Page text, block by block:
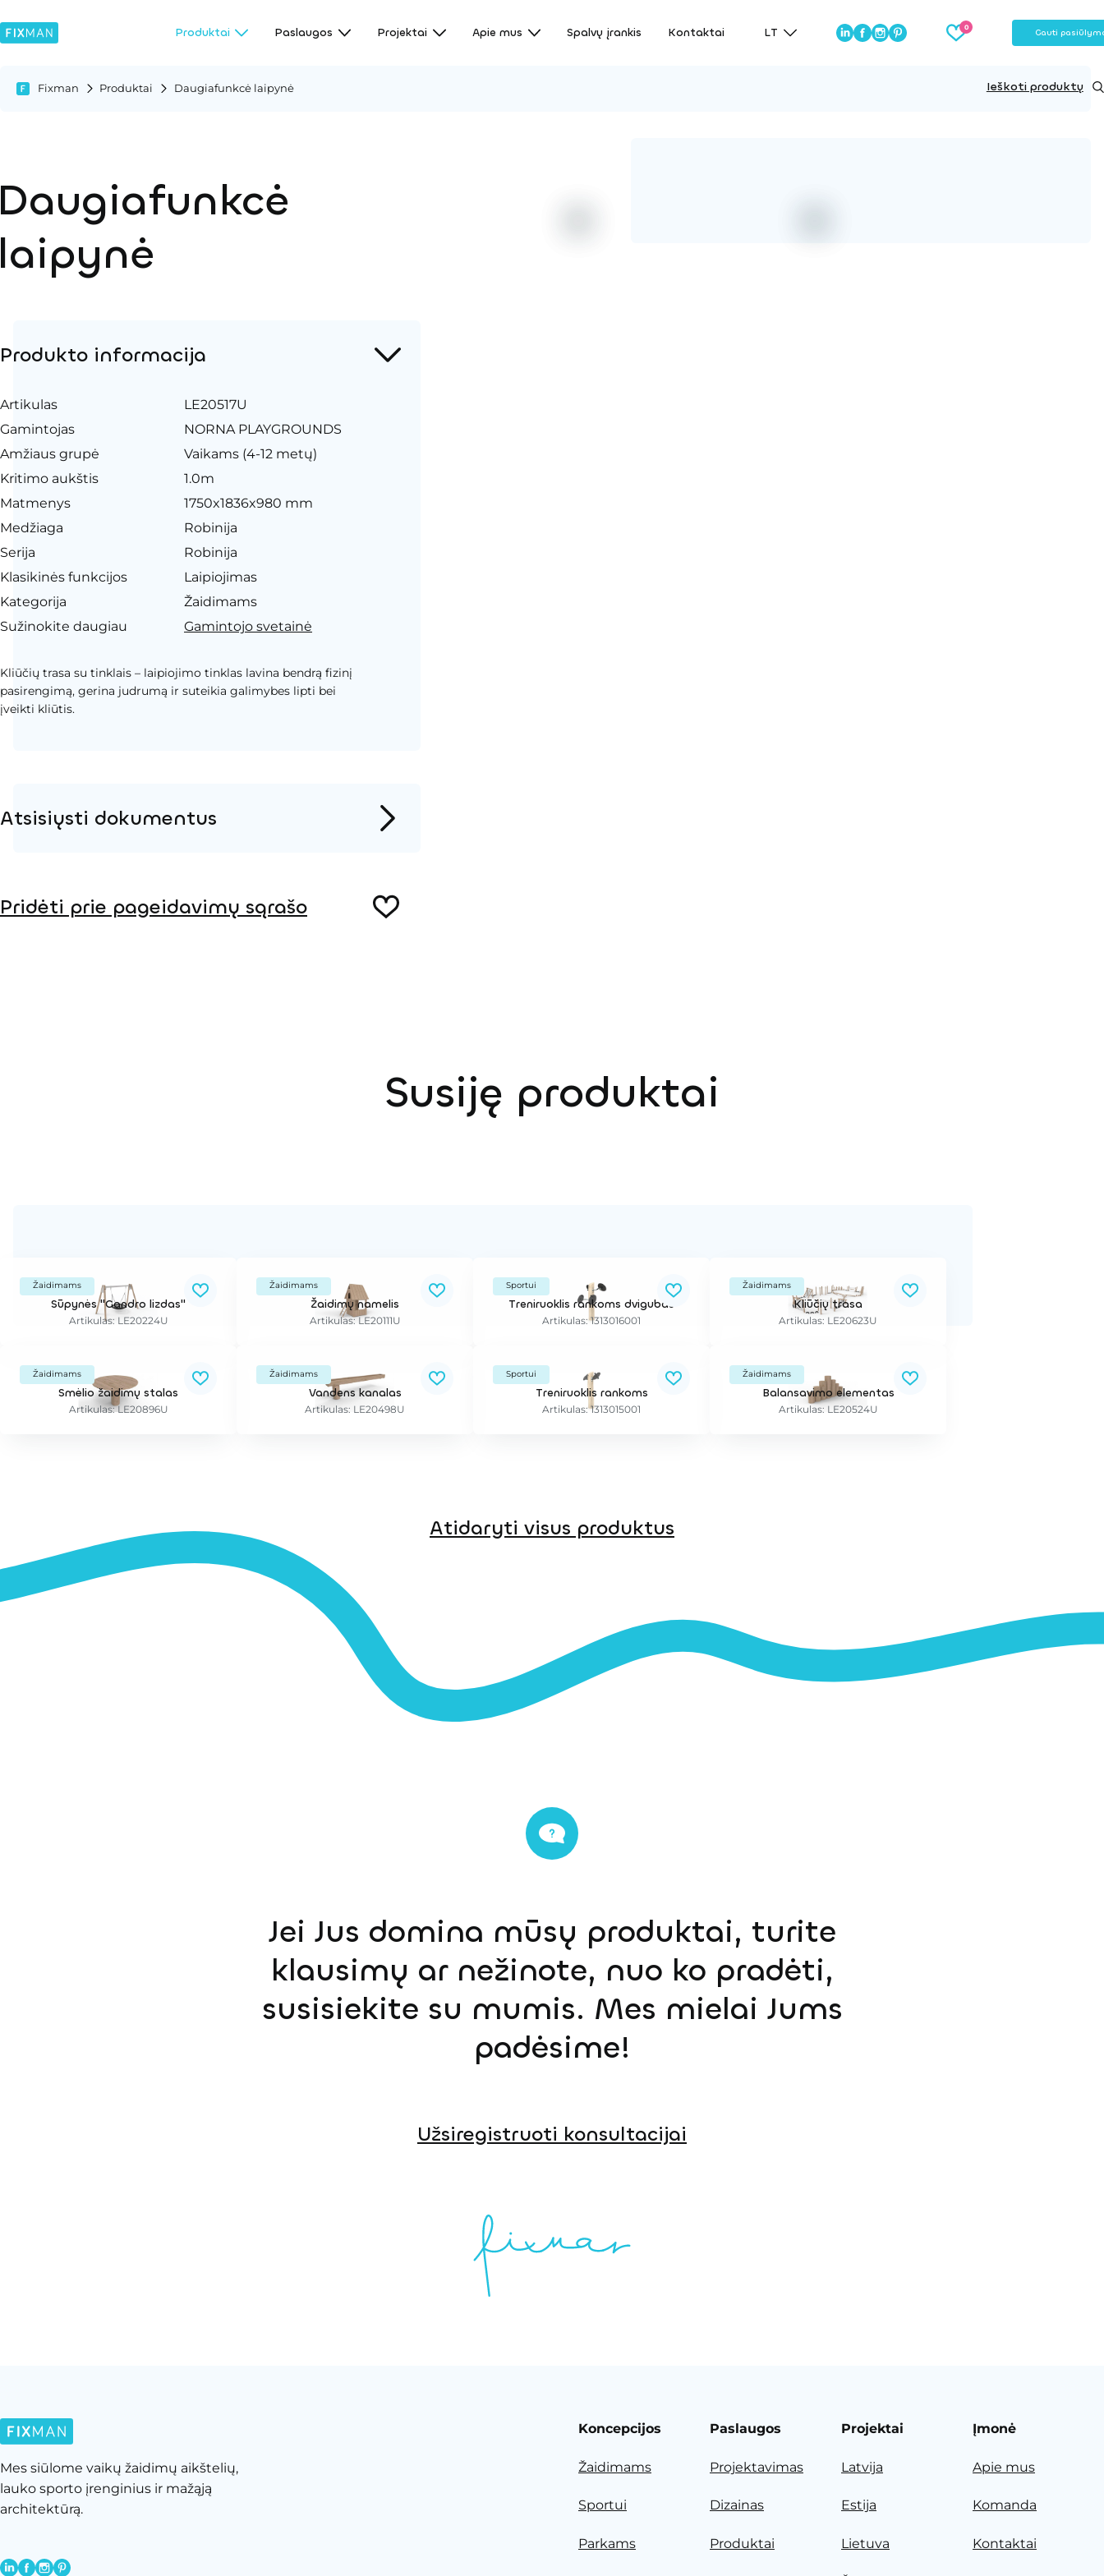
Produktai Paslaugos Projektai Apie mus Spalvų įrankis Kontaktai LT Gauti
Fixman Produktai Daugiafunkcė laipynė Ieškoti produktų
Produkto informacija
Artikulas
LE20517U
Gamintojas
NORNA PLAYGROUNDS
Amžiaus grupė
Vaikams (4-12 metų)
Kritimo aukštis
1.0m
Matmenys
1750x1836x980 mm
Medžiaga
Robinija
Serija
Robinija
Klasikinės funkcijos
Laipiojimas
Kategorija
Žaidimams
Sužinokite daugiau
Gamintojo svetainė
Kliūčių trasa su tinklais – laipiojimo tinklas lavina bendrą fizinį
pasirengimą, gerina judrumą ir suteikia galimybes lipti bei
įveikti kliūtis.
Atsisiųsti dokumentus
Pridėti prie pageidavimų sąrašo
Susiję produktai
Žaidimams
Sūpynės "Gandro lizdas"
Artikulas: LE20224U
Žaidimams
Žaidimų namelis
Artikulas: LE20111U
Sportui
Treniruoklis rankoms dvigubas
Artikulas: 1313016001
Žaidimams
Kliūčių trasa
Artikulas: LE20623U
Žaidimams
Smėlio žaidimų stalas
Artikulas: LE20896U
Žaidimams
Vandens kanalas
Artikulas: LE20498U
Sportui
Treniruoklis rankoms
Artikulas: 1313015001
Žaidimams
Balansavimo elementas
Artikulas: LE20524U
Atidaryti visus produktus
Jei Jus domina mūsų produktai, turite
klausimų ar nežinote, nuo ko pradėti,
susisiekite su mumis. Mes mielai Jums
padėsime!
Užsiregistruoti konsultacijai
Mes siūlome vaikų žaidimų aikštelių,
lauko sporto įrenginius ir mažąją
architektūrą.
Koncepcijos
Žaidimams
Sportui
Parkams
Paslaugos
Projektavimas
Dizainas
Produktai
Projektai
Latvija
Estija
Lietuva
Įmonė
Apie mus
Komanda
Kontaktai